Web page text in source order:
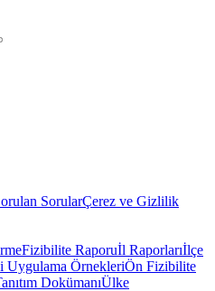
SorularÇerez ve Gizlilik
Fizibilite Raporuİl Raporlarıİlçe
Uygulama ÖrnekleriÖn Fizibilite
DokümanıÜlke